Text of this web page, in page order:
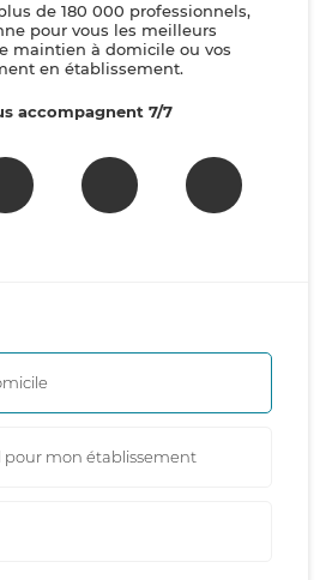
de 180 000 professionnels,
pour vous les meilleurs
maintien à domicile ou vos
en établissement.
accompagnent 7/7
pour mon établissement